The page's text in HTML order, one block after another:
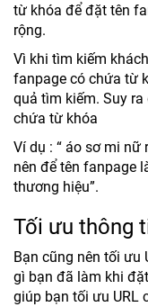
từ khóa để đặt tên
rộng.
Vì khi tìm kiếm
fanpage có chứa từ
quả tìm kiếm. Suy
chứa từ khóa
Ví dụ : “ áo sơ mi nữ
nên để tên fanpage
thương hiệu”.
Tối ưu thông
Bạn cũng nên tối ưu
gì bạn đã làm khi
giúp bạn tối ưu URL